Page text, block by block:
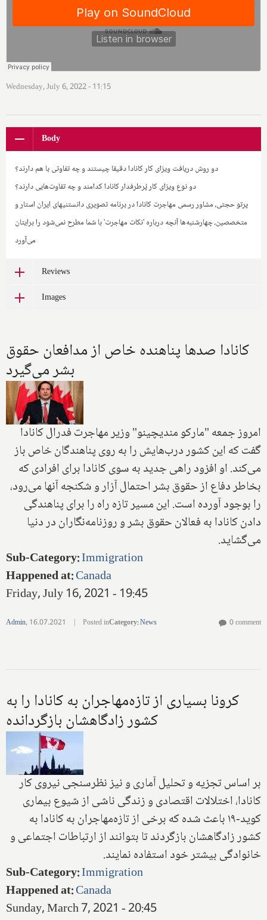
Wednesday, July 6, 2022 - 11:15
Body
دو روش دریافت ویزای کار کانادا دقیقا چیستند و چه تفاوتی با هم دارند؟
دو نوع ویزای کار پُرطرفدار کانادا کدامند و چه تفاوت‌هایی دارند؟
پرتو حجتی، مشاور رسمی مهاجرت کانادا در برنامه تصویری دانستنیهای ایران استار و
متخصصین، چهارشنبه‌ها آنچه درباره 'نکات مهاجرت' با شما مطرح نمی‌شود را برایتان
می‌آورد
Reviews
Images
کانادا صدها پناهنده خاص از مدافعان حقوق
بشر می‌گیرد
امروز جمعه "مارکو مندیچینو" وزیر مهاجرت فدرال کانادا
گفت که این کشور درب‌هایش را به روی پناهندگان خاص باز
می‌کند. او افزود راهی جدید به سوی کانادا برای افرادی که
بخاطر دفاع از حقوق بشر احتمال آزار و شکنجه آنها می‌رود،
را بوجود آورده است. این مسیر تازه راه را برای پناهندگی
دادن کانادا به فعالان حقوق بشر و روزنامه‌نگاران در دنیا
می‌گشاید.
Sub-Category:Immigration
Happened at:Canada
Friday, July 16, 2021 - 19:45
Admin, 16.07.2021 | Posted inCategory:News 0 comment
کرونا بسیاری از تازه‌مهاجران به کانادا را به
کشور زادگاهشان بازگردانده
بر اساس تجزیه و تحلیل آماری و نیز نظرسنجی نیروی کار
کانادا، اختلالات اقتصادی و زندگی ناشی از شیوع بیماری
کوید-۱۹ باعث شده که برخی از تازه‌مهاجران به کانادا به
کشور زادگاهشان بازگردند تا بتوانند از ارتباطات اجتماعی و
خانوادگی بیشتر خود استفاده نمایند.
Sub-Category:Immigration
Happened at:Canada
Sunday, March 7, 2021 - 20:45